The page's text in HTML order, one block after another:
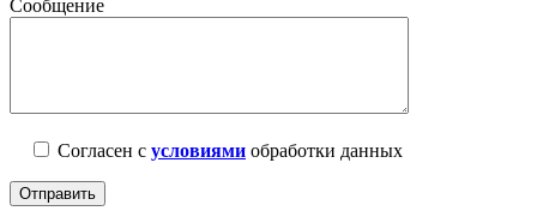
Сообщение
Согласен с условиями обработки данных